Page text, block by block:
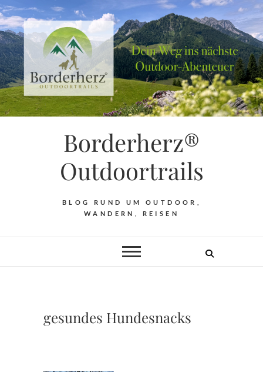
Borderherz®
Outdoortrails
BLOG RUND UM OUTDOOR,
WANDERN, REISEN
gesundes Hundesnacks